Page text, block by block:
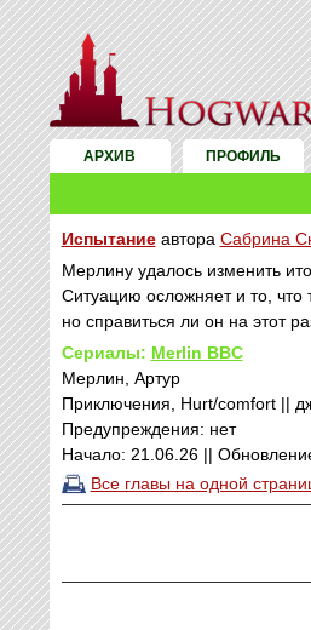
АРХИВ ПРОФИЛЬ
Испытаниеавтора Сабрина
Мерлину удалось изменить
Ситуацию осложняет и то, что
но справиться ли он на этот
Сериалы: Merlin BBC
Мерлин, Артур
Приключения, Hurt/comfort ||
Предупреждения: нет
Начало: 21.06.26 ||
Все главы на одной